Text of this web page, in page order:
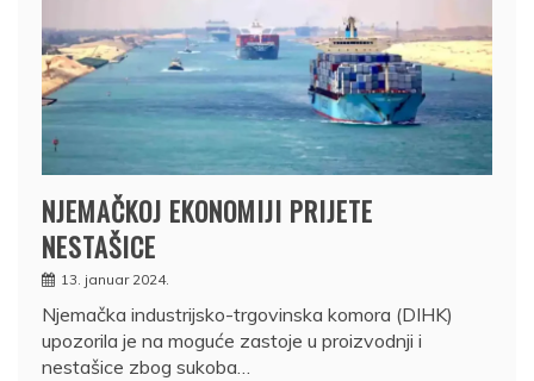
NJEMAČKOJ EKONOMIJI PRIJETE
NESTAŠICE
13. januar 2024.
Njemačka industrijsko-trgovinska komora (DIHK)
upozorila je na moguće zastoje u proizvodnji i
nestašice zbog sukoba…